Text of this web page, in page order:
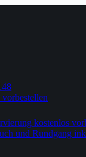
kostenlos
und Rundgang